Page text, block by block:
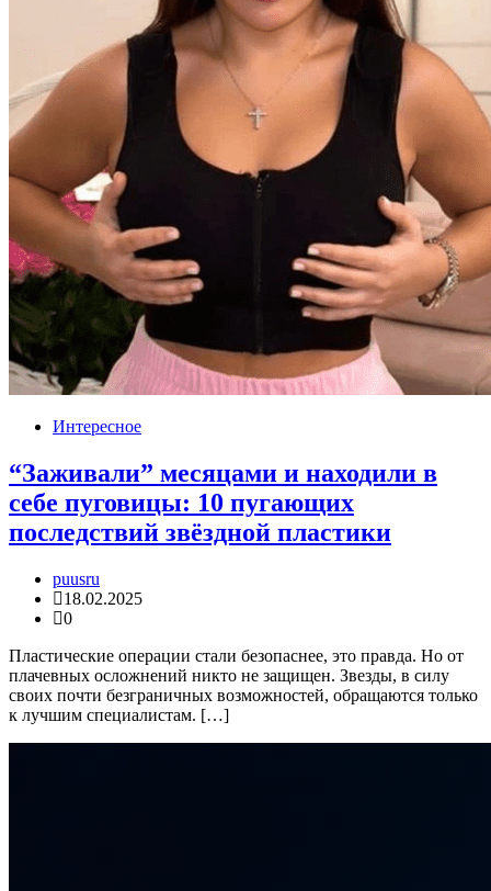
Интересное
“Заживали” месяцами и находили в
себе пуговицы: 10 пугающих
последствий звёздной пластики
puusru
18.02.2025
0
Пластические операции стали безопаснее, это правда. Но от
плачевных осложнений никто не защищен. Звезды, в силу
своих почти безграничных возможностей, обращаются только
к лучшим специалистам. […]